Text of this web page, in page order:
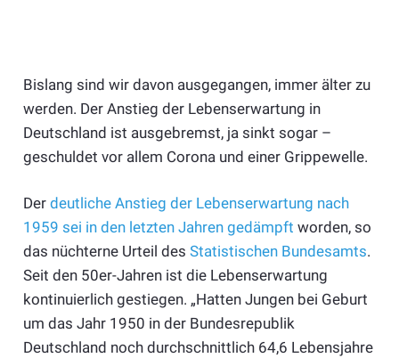
Bislang sind wir davon ausgegangen, immer älter zu
werden. Der Anstieg der Lebenserwartung in
Deutschland ist ausgebremst, ja sinkt sogar –
geschuldet vor allem Corona und einer Grippewelle.
Der deutliche Anstieg der Lebenserwartung nach
1959 sei in den letzten Jahren gedämpft worden, so
das nüchterne Urteil des Statistischen Bundesamts.
Seit den 50er-Jahren ist die Lebenserwartung
kontinuierlich gestiegen. „Hatten Jungen bei Geburt
um das Jahr 1950 in der Bundesrepublik
Deutschland noch durchschnittlich 64,6 Lebensjahre